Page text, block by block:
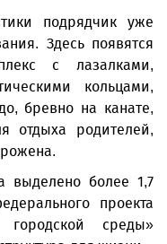
подрядчик уже
Здесь появятся
с лазалками,
кольцами,
бревно на канате,
отдыха родителей,
выделено более 1,7
проекта
городской среды»